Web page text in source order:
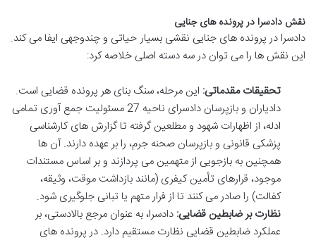
نقش دادسرا در پرونده های جنایی
دادسرا در پرونده های جنایی نقشی بسیار حیاتی و چندوجهی ایفا می کند.
این نقش ها را می توان در سه دسته اصلی خلاصه کرد:
تحقیقات مقدماتی: این مرحله، سنگ بنای هر پرونده قضایی است.
دادیاران و بازپرسان دادسرای ناحیه 27 مسئولیت جمع آوری تمامی
ادله، از اظهارات شهود و مطلعین گرفته تا گزارش های کارشناسی
پزشکی قانونی و بازپرسان صحنه جرم، را بر عهده دارند. آن ها
همچنین به بازجویی از متهمین می پردازند و بر اساس مستندات
موجود، قرارهای تأمین کیفری (مانند بازداشت موقت، وثیقه،
کفالت) را صادر می کنند تا از فرار متهم یا تبانی جلوگیری شود.
نظارت بر ضابطین قضایی: دادسرا، به عنوان مرجع بالادستی، بر
عملکرد ضابطین قضایی نظارت مستقیم دارد. در پرونده های